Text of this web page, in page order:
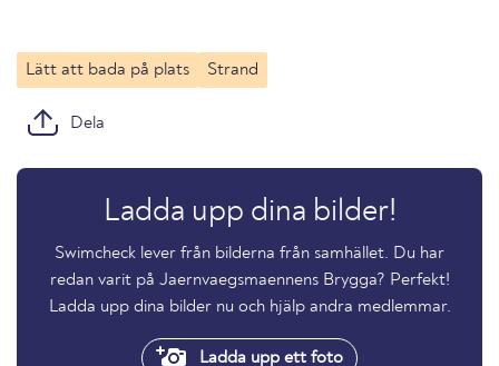
Lätt att bada på plats Strand
Dela
Ladda upp dina bilder!
Swimcheck lever från bilderna från samhället. Du har
redan varit på Jaernvaegsmaennens Brygga? Perfekt!
Ladda upp dina bilder nu och hjälp andra medlemmar.
Ladda upp ett foto